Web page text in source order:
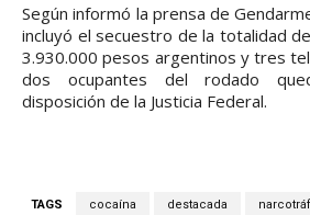
Según informó la prensa de
incluyó el secuestro de la totalidad
3.930.000 pesos argentinos y tres
dos ocupantes del rodado
disposición de la Justicia Federal.
TAGS cocaína destacada